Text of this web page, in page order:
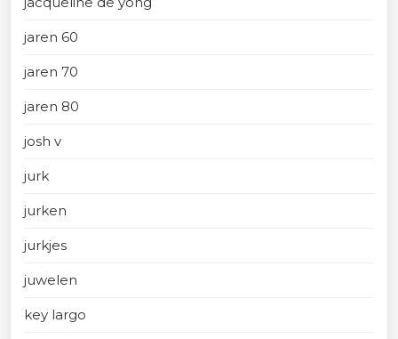
jaren 60
jaren 70
jaren 80
josh v
jurk
jurken
jurkjes
juwelen
key largo